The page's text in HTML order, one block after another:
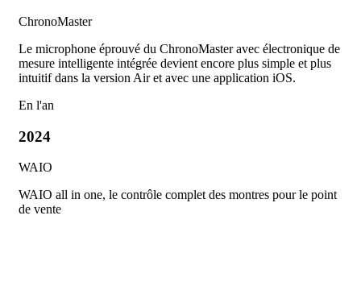
ChronoMaster
Le microphone éprouvé du ChronoMaster avec électronique de
mesure intelligente intégrée devient encore plus simple et plus
intuitif dans la version Air et avec une application iOS.
En l'an
2024
WAIO
WAIO all in one, le contrôle complet des montres pour le point
de vente